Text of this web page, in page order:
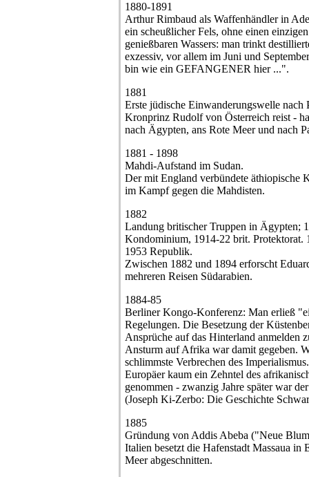
1880-1891
Arthur Rimbaud als Waffenhändler in
ein scheußlicher Fels, ohne einen
genießbaren Wassers: man trinkt
exzessiv, vor allem im Juni und
bin wie ein GEFANGENER hier ...".
1881
Erste jüdische Einwanderungswelle nach
Kronprinz Rudolf von Österreich reist -
nach Ägypten, ans Rote Meer und nach
1881 - 1898
Mahdi-Aufstand im Sudan.
Der mit England verbündete äthiopische
im Kampf gegen die Mahdisten.
1882
Landung britischer Truppen in Ägypten;
Kondominium, 1914-22 brit. Protektorat.
1953 Republik.
Zwischen 1882 und 1894 erforscht
mehreren Reisen Südarabien.
1884-85
Berliner Kongo-Konferenz: Man erließ
Regelungen. Die Besetzung der
Ansprüche auf das Hinterland anmelden
Ansturm auf Afrika war damit gegeben.
schlimmste Verbrechen des
Europäer kaum ein Zehntel des
genommen - zwanzig Jahre später war
(Joseph Ki-Zerbo: Die Geschichte
1885
Gründung von Addis Abeba ("Neue
Italien besetzt die Hafenstadt Massaua
Meer abgeschnitten.